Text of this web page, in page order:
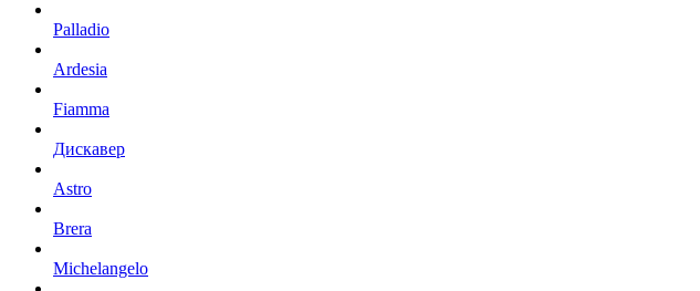
Palladio
Ardesia
Fiamma
Дискавер
Astro
Brera
Michelangelo